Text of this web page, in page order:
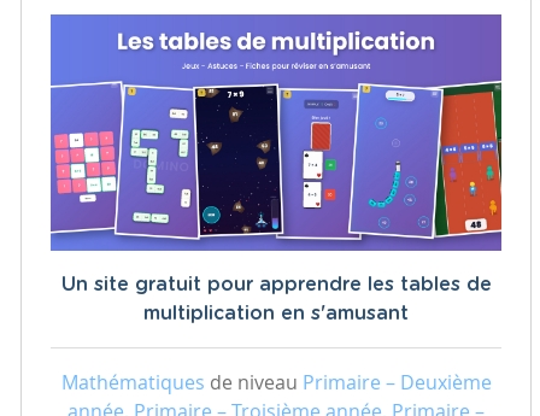
Un site gratuit pour apprendre les tables de
multiplication en s'amusant
Mathématiques de niveau Primaire – Deuxième